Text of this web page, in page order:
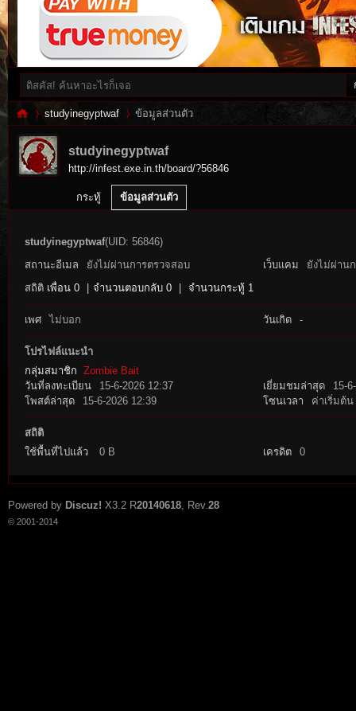
studyinegyptwaf ข้อมูลส่วนตัว
studyinegyptwaf
http://infest.exe.in.th/board/?56846
กระทู้ ข้อมูลส่วนตัว
studyinegyptwaf(UID: 56846)
สถานะอีเมล
ยังไม่ผ่านการตรวจสอบ เว็บแคม
ยังไม่ผ่าน
สถิติ เพื่อน 0 จำนวนตอบกลับ 0 จำนวนกระทู้ 1
เพศ ไม่บอก วันเกิด -
โปรไฟล์แนะนำ
กลุ่มสมาชิก Zombie Bait
วันที่ลงทะเบียน
15-6-2026 12:37 เยี่ยมชมล่าสุด
15-
โพสต์ล่าสุด
15-6-2026 12:39 โซนเวลา ค่าเริ่มต้น
สถิติ
ใช้พื้นที่ไปแล้ว
0 B เครดิต 0
Powered by Discuz! X3.2 R20140618, Rev.28
© 2001-2014